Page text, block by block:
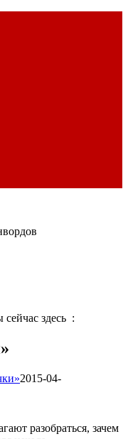
сейчас здесь :
2015-04-
разобраться, зачем